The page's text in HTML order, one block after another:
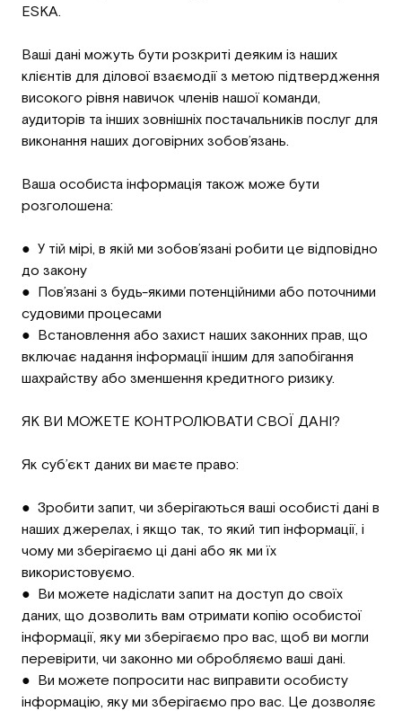
ESKA.
Ваші дані можуть бути розкриті деяким із наших
клієнтів для ділової взаємодії з метою підтвердження
високого рівня навичок членів нашої команди,
аудиторів та інших зовнішніх постачальників послуг для
виконання наших договірних зобов’язань.
Ваша особиста інформація також може бути
розголошена:
● У тій мірі, в якій ми зобов’язані робити це відповідно
до закону
● Пов’язані з будь-якими потенційними або поточними
судовими процесами
● Встановлення або захист наших законних прав, що
включає надання інформації іншим для запобігання
шахрайству або зменшення кредитного ризику.
ЯК ВИ МОЖЕТЕ КОНТРОЛЮВАТИ СВОЇ ДАНІ?
Як суб’єкт даних ви маєте право:
● Зробити запит, чи зберігаються ваші особисті дані в
наших джерелах, і якщо так, то який тип інформації, і
чому ми зберігаємо ці дані або як ми їх
використовуємо.
● Ви можете надіслати запит на доступ до своїх
даних, що дозволить вам отримати копію особистої
інформації, яку ми зберігаємо про вас, щоб ви могли
перевірити, чи законно ми обробляємо ваші дані.
● Ви можете попросити нас виправити особисту
інформацію, яку ми зберігаємо про вас. Це дозволяє